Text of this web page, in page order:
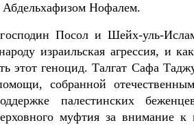
Нофалем.
Посол и Шейх-уль-
израильская агрессия, и
этот геноцид. Талгат Сафа
собранной
палестинских
муфтия за внимание